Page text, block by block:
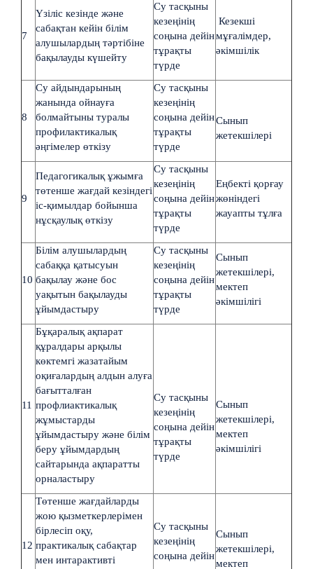
7
Үзіліс кезінде және
сабақтан кейін білім
алушылардың тәртібіне
бақылауды күшейту
Су тасқыны
кезеңінің
соңына дейін
тұрақты
түрде
Кезекші
мұғалімдер,
әкімшілік
8
Су айдындарының
жанында ойнауға
болмайтыны туралы
профилактикалық
әңгімелер өткізу
Су тасқыны
кезеңінің
соңына дейін
тұрақты
түрде
Сынып
жетекшілері
9
Педагогикалық ұжымға
төтенше жағдай кезіндегі
іс-қимылдар бойынша
нұсқаулық өткізу
Су тасқыны
кезеңінің
соңына дейін
тұрақты
түрде
Еңбекті қорғау
жөніндегі
жауапты тұлға
10
Білім алушылардың
сабаққа қатысуын
бақылау және бос
уақытын бақылауды
ұйымдастыру
Су тасқыны
кезеңінің
соңына дейін
тұрақты
түрде
Сынып
жетекшілері,
мектеп
әкімшілігі
11
Бұқаралық ақпарат
құралдары арқылы
көктемгі жазатайым
оқиғалардың алдын алуға
бағытталған
профлиактикалық
жұмыстарды
ұйымдастыру және білім
беру ұйымдардың
сайтарында ақпаратты
орналастыру
Су тасқыны
кезеңінің
соңына дейін
тұрақты
түрде
Сынып
жетекшілері,
мектеп
әкімшілігі
12
Төтенше жағдайларды
жою қызметкерлерімен
бірлесіп оқу,
практикалық сабақтар
мен интарактивті
Су тасқыны
кезеңінің
соңына дейін
Сынып
жетекшілері,
мектеп